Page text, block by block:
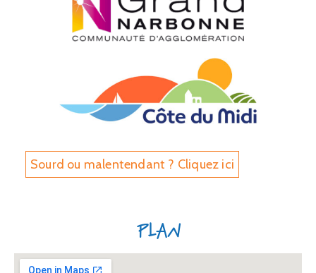
Sourd ou malentendant ? Cliquez ici
Plan